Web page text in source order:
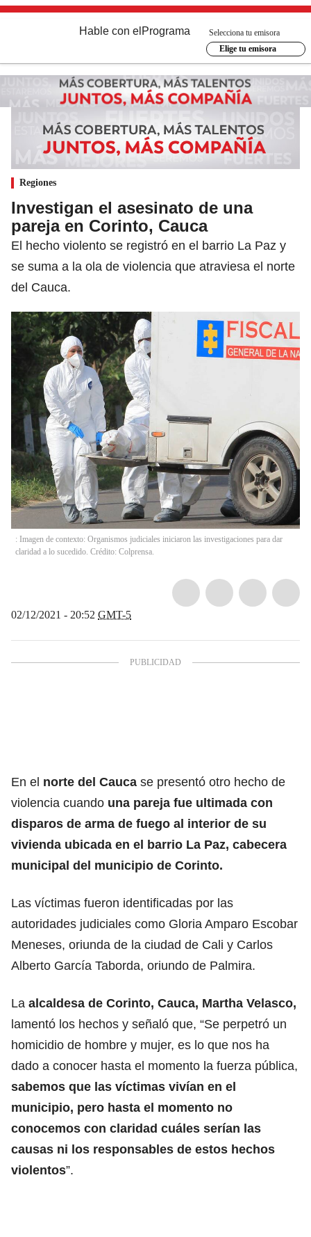
Hable con el Programa
Selecciona tu emisora
Elige tu emisora
Regiones
Investigan el asesinato de una
pareja en Corinto, Cauca
El hecho violento se registró en el barrio La Paz y
se suma a la ola de violencia que atraviesa el norte
del Cauca.
: Imagen de contexto: Organismos judiciales iniciaron las investigaciones para dar
claridad a lo sucedido. Crédito: Colprensa.
02/12/2021 - 20:52 GMT-5
En el norte del Cauca se presentó otro hecho de
violencia cuando una pareja fue ultimada con
disparos de arma de fuego al interior de su
vivienda ubicada en el barrio La Paz, cabecera
municipal del municipio de Corinto.
Las víctimas fueron identificadas por las
autoridades judiciales como Gloria Amparo Escobar
Meneses, oriunda de la ciudad de Cali y Carlos
Alberto García Taborda, oriundo de Palmira.
La alcaldesa de Corinto, Cauca, Martha Velasco,
lamentó los hechos y señaló que, “Se perpetró un
homicidio de hombre y mujer, es lo que nos ha
dado a conocer hasta el momento la fuerza pública,
sabemos que las víctimas vivían en el
municipio, pero hasta el momento no
conocemos con claridad cuáles serían las
causas ni los responsables de estos hechos
violentos”.